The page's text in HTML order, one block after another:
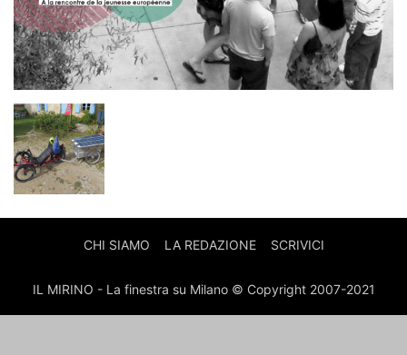
CHI SIAMO LA REDAZIONE SCRIVICI
IL MIRINO - La finestra su Milano © Copyright 2007-2021